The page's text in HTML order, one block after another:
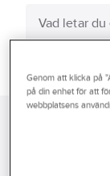
Varumärken
Genom att klicka på
på din enhet för att
webbplatsens